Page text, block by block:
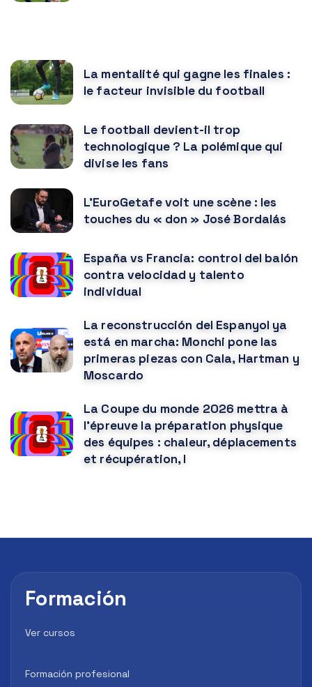
La mentalité qui gagne les finales :
le facteur invisible du football
Le football devient-il trop
technologique ? La polémique qui
divise les fans
L'EuroGetafe voit une scène : les
touches du « don » José Bordalás
España vs Francia: control del balón
contra velocidad y talento
individual
La reconstrucción del Espanyol ya
está en marcha: Monchi pone las
primeras piezas con Cala, Hartman y
Moscardo
La Coupe du monde 2026 mettra à
l'épreuve la préparation physique
des équipes : chaleur, déplacements
et récupération, l
Formación
Ver cursos
Formación profesional